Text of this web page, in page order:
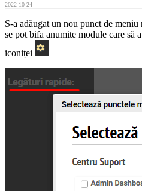
2022-10-24
S-a adăugat un nou punct de meniu
se pot bifa anumite module care să
iconiței